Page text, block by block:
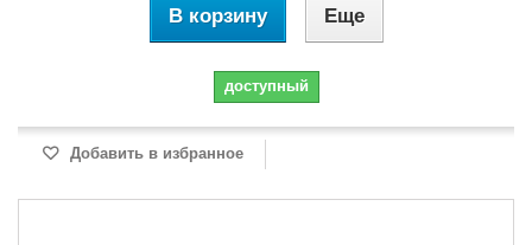
В корзину Еще
доступный
Добавить в избранное